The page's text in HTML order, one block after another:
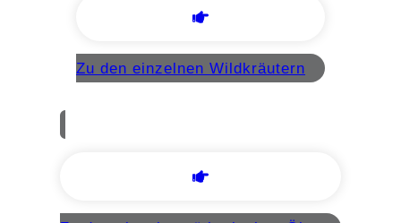
Zu den einzelnen Wildkräutern